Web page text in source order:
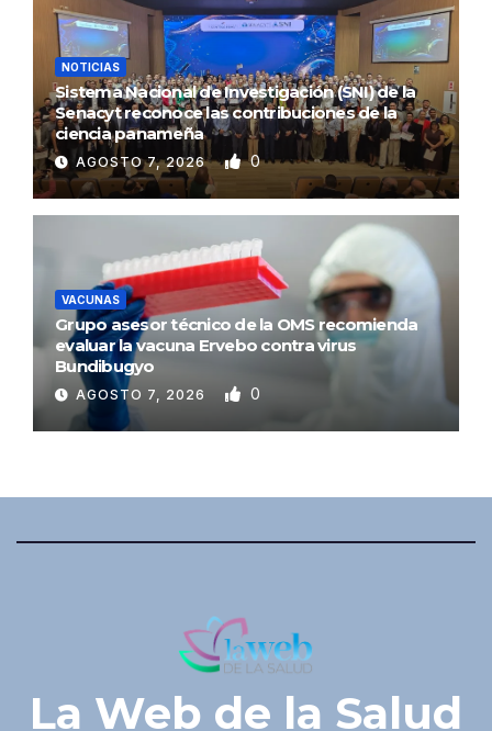
NOTICIAS
Sistema Nacional de Investigación (SNI) de la
Senacyt reconoce las contribuciones de la
ciencia panameña
AGOSTO 7, 2026 0
VACUNAS
Grupo asesor técnico de la OMS recomienda
evaluar la vacuna Ervebo contra virus
Bundibugyo
AGOSTO 7, 2026 0
La Web de la Salud